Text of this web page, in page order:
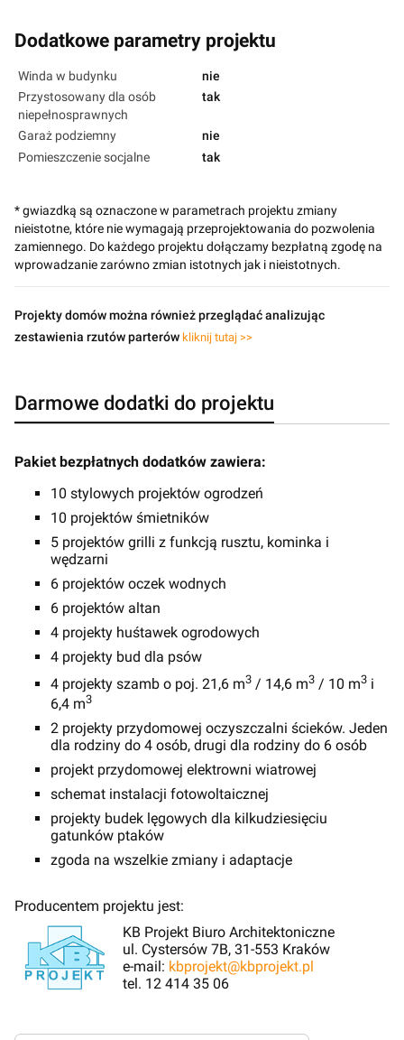
Dodatkowe parametry projektu
Winda w budynku
nie
Przystosowany dla osób
niepełnosprawnych
tak
Garaż podziemny
nie
Pomieszczenie socjalne
tak
* gwiazdką są oznaczone w parametrach projektu zmiany
nieistotne, które nie wymagają przeprojektowania do pozwolenia
zamiennego. Do każdego projektu dołączamy bezpłatną zgodę na
wprowadzanie zarówno zmian istotnych jak i nieistotnych.
Projekty domów można również przeglądać analizując
zestawienia rzutów parterów kliknij tutaj >>
Darmowe dodatki do projektu
Pakiet bezpłatnych dodatków zawiera:
10 stylowych projektów ogrodzeń
10 projektów śmietników
5 projektów grilli z funkcją rusztu, kominka i
wędzarni
6 projektów oczek wodnych
6 projektów altan
4 projekty huśtawek ogrodowych
4 projekty bud dla psów
4 projekty szamb o poj. 21,6 m3 / 14,6 m3 / 10 m3 i
6,4 m3
2 projekty przydomowej oczyszczalni ścieków. Jeden
dla rodziny do 4 osób, drugi dla rodziny do 6 osób
projekt przydomowej elektrowni wiatrowej
schemat instalacji fotowoltaicznej
projekty budek lęgowych dla kilkudziesięciu
gatunków ptaków
zgoda na wszelkie zmiany i adaptacje
Producentem projektu jest:
KB Projekt Biuro Architektoniczne
ul. Cystersów 7B, 31-553 Kraków
e-mail: kbprojekt@kbprojekt.pl
tel. 12 414 35 06